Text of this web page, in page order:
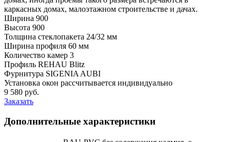
каркасных домах, малоэтажном строительстве и дачах.
Ширина 900
Высота 900
Толщина стеклопакета 24/32 мм
Ширина профиля 60 мм
Количество камер 3
Профиль REHAU Blitz
Фурнитура SIGENIA AUBI
Установка окон рассчитывается индивидуально
9 580 руб.
Заказать
Дополнительные характеристики